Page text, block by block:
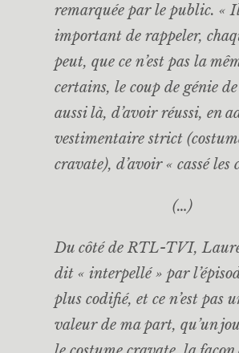
remarquée par le public. «
important de rappeler,
peut, que ce n’est pas la
certains, le coup de génie
aussi là, d’avoir réussi, en
vestimentaire strict
cravate), d’avoir « cassé les
(…)
Du côté de RTL-TVI,
dit « interpellé » par
plus codifié, et ce n’est pas
valeur de ma part, qu’un